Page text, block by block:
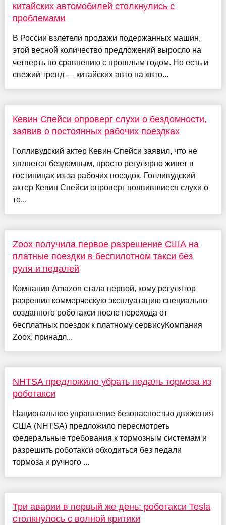
китайских автомобилей столкнулись с
проблемами
В России взлетели продажи подержанных машин,
этой весной количество предложений выросло на
четверть по сравнению с прошлым годом. Но есть и
свежий тренд — китайских авто на «вто...
Кевин Спейси опроверг слухи о бездомности,
заявив о постоянных рабочих поездках
Голливудский актер Кевин Спейси заявил, что не
является бездомным, просто регулярно живет в
гостиницах из-за рабочих поездок. Голливудский
актер Кевин Спейси опроверг появившиеся слухи о
то...
Zoox получила первое разрешение США на
платные поездки в беспилотном такси без
руля и педалей
Компания Amazon стала первой, кому регулятор
разрешил коммерческую эксплуатацию специально
созданного роботакси после перехода от
бесплатных поездок к платному сервисуКомпания
Zoox, принадл...
NHTSA предложило убрать педаль тормоза из
роботакси
Национальное управление безопасностью движения
США (NHTSA) предложило пересмотреть
федеральные требования к тормозным системам и
разрешить роботакси обходиться без педали
тормоза и ручного ...
Три аварии в первый же день: роботакси Tesla
столкнулось с волной критики